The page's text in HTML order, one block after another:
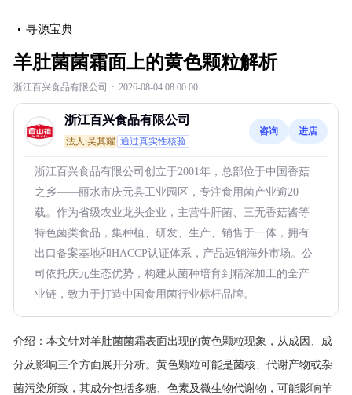
寻源宝典
羊肚菌菌霜面上的黄色颗粒解析
浙江百兴食品有限公司 · 2026-08-04 08:00:00
浙江百兴食品有限公司
法人:吴其耀 通过真实性核验
咨询 进店
浙江百兴食品有限公司创立于2001年，总部位于中国香菇
之乡——丽水市庆元县工业园区，专注食用菌产业逾20
载。作为省级农业龙头企业，主营牛肝菌、三无香菇酱等
特色菌类食品，集种植、研发、生产、销售于一体，拥有
出口备案基地和HACCP认证体系，产品远销海外市场。公
司依托庆元生态优势，构建从菌种培育到精深加工的全产
业链，致力于打造中国食用菌行业标杆品牌。
介绍： 本文针对羊肚菌菌霜表面出现的黄色颗粒现象，从成因、成
分及影响三个方面展开分析。黄色颗粒可能是菌核、代谢产物或杂
菌污染所致，其成分包括多糖、色素及微生物代谢物，可能影响羊